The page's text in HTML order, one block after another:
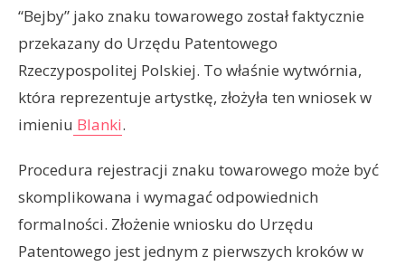
“Bejby” jako znaku towarowego został faktycznie
przekazany do Urzędu Patentowego
Rzeczypospolitej Polskiej. To właśnie wytwórnia,
która reprezentuje artystkę, złożyła ten wniosek w
imieniu Blanki.
Procedura rejestracji znaku towarowego może być
skomplikowana i wymagać odpowiednich
formalności. Złożenie wniosku do Urzędu
Patentowego jest jednym z pierwszych kroków w